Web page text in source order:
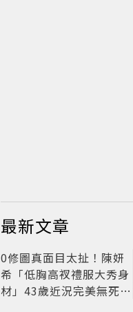
最新文章
0修圖真面目太扯！陳妍
希「低胸高衩禮服大秀身
材」43歲近況完美無死角